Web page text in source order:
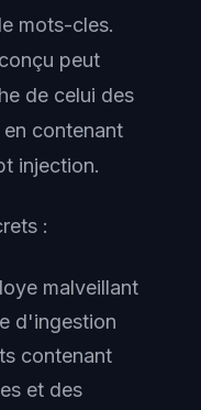
mots-cles.
peut
de celui des
contenant
injection.
:
malveillant
d'ingestion
contenant
et des